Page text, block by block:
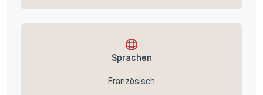
Sprachen
Französisch